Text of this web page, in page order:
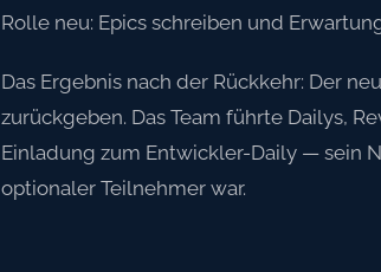
Rolle neu: Epics schreiben und
Das Ergebnis nach der Rückkehr: Der
zurückgeben. Das Team führte Dailys,
Einladung zum Entwickler-Daily — sein
optionaler Teilnehmer war.